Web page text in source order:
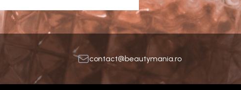
contact@beautymania.ro